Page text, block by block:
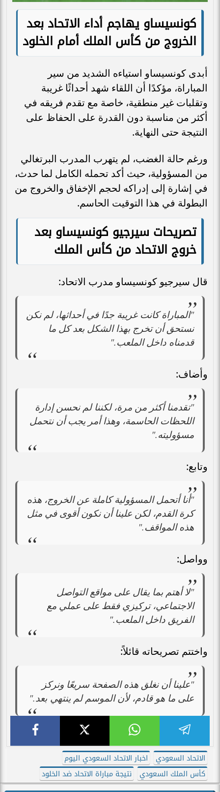
كونسيساو يهاجم أداء الاتحاد بعد
الخروج من كأس الملك أمام الخلود
أبدى كونسيساو استياءه الشديد من سير
المباراة، مؤكدًا أن اللقاء شهد أحداثًا غريبة
وتقلبات غير منطقية، خاصة مع تقدم فريقه في
أكثر من مناسبة دون القدرة على الحفاظ على
النتيجة حتى النهاية.
ورغم حالة الغضب، لم يتهرب المدرب البرتغالي
من المسؤولية، حيث أكد تحمله الكامل لما حدث،
في إشارة إلى إدراكه لحجم الإخفاق والخروج من
البطولة في هذا التوقيت الحاسم.
تصريحات سيرجيو كونسيساو بعد
خروج الاتحاد من كأس الملك
قال سيرجيو كونسيساو مدرب الاتحاد:
"المباراة كانت غريبة جدًا في أحداثها، لم نكن
نستحق أن تخرج بهذا الشكل بعد كل ما
قدمناه داخل الملعب."
وأضاف:
"تقدمنا أكثر من مرة، لكننا لم نحسن إدارة
اللحظات الحاسمة، وهذا أمر يجب أن نتحمل
مسؤوليته."
وتابع:
"أنا أتحمل المسؤولية كاملة عن الخروج، هذه
كرة القدم، لكن علينا أن نكون أقوى في مثل
هذه المواقف."
وواصل:
"لا أهتم بما يقال على مواقع التواصل
الاجتماعي، تركيزي فقط على عملي مع
الفريق داخل الملعب."
واختتم تصريحاته قائلاً:
"علينا أن نغلق هذه الصفحة سريعًا ونركز
على ما هو قادم، لأن الموسم لم ينتهي بعد."
الاتحاد السعودي
اخبار الاتحاد السعودي اليوم
كأس الملك السعودي
نتيجة مباراة الاتحاد ضد الخلود